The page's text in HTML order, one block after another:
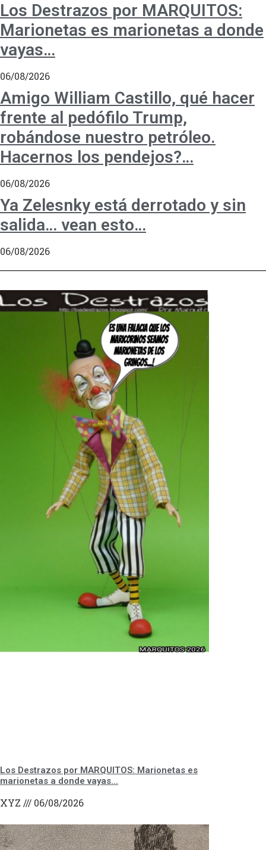
Los Destrazos por MARQUITOS:
Marionetas es marionetas a donde
vayas…
06/08/2026
Amigo William Castillo, qué hacer
frente al pedófilo Trump,
robándose nuestro petróleo.
Hacernos los pendejos?…
06/08/2026
Ya Zelesnky está derrotado y sin
salida… vean esto…
06/08/2026
Los Destrazos por MARQUITOS: Marionetas es
marionetas a donde vayas…
XYZ 06/08/2026